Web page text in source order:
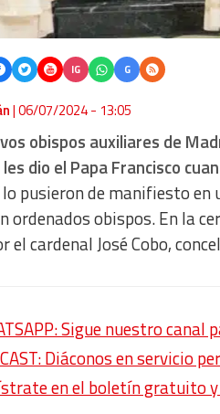
IG G
|06/07/2024 - 13:05
obispos auxiliares de
dio el Papa Francisco
pusieron de manifiesto
ordenados obispos. En la
el cardenal José Cobo,
Sigue nuestro
Diáconos en servicio
en el boletín gratuito